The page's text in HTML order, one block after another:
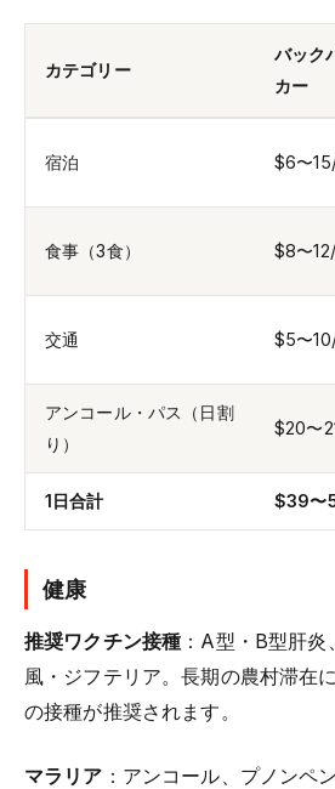
カテゴリー
バック
カー
宿泊 $6〜
食事（3食） $8〜
交通 $5〜
アンコール・パス（日割
り）
$20〜
1日合計 $39〜
健康
推奨ワクチン接種 ：A型・B型肝
風・ジフテリア。長期の農村滞在
の接種が推奨されます。
マラリア ：アンコール、プノンペ